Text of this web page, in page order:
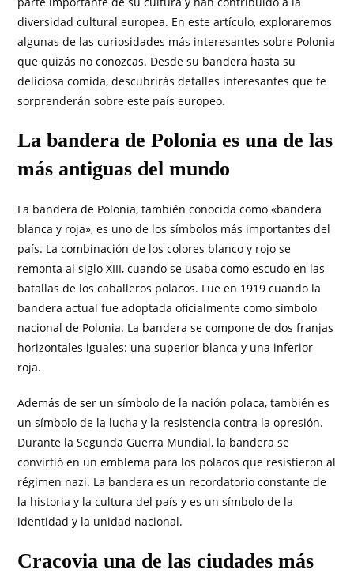
diversidad cultural europea. En este artículo, exploraremos
algunas de las curiosidades más interesantes sobre Polonia
que quizás no conozcas. Desde su bandera hasta su
deliciosa comida, descubrirás detalles interesantes que te
sorprenderán sobre este país europeo.
La bandera de Polonia es una de las
más antiguas del mundo
La bandera de Polonia, también conocida como «bandera
blanca y roja», es uno de los símbolos más importantes del
país. La combinación de los colores blanco y rojo se
remonta al siglo XIII, cuando se usaba como escudo en las
batallas de los caballeros polacos. Fue en 1919 cuando la
bandera actual fue adoptada oficialmente como símbolo
nacional de Polonia. La bandera se compone de dos franjas
horizontales iguales: una superior blanca y una inferior
roja.
Además de ser un símbolo de la nación polaca, también es
un símbolo de la lucha y la resistencia contra la opresión.
Durante la Segunda Guerra Mundial, la bandera se
convirtió en un emblema para los polacos que resistieron al
régimen nazi. La bandera es un recordatorio constante de
la historia y la cultura del país y es un símbolo de la
identidad y la unidad nacional.
Cracovia una de las ciudades más